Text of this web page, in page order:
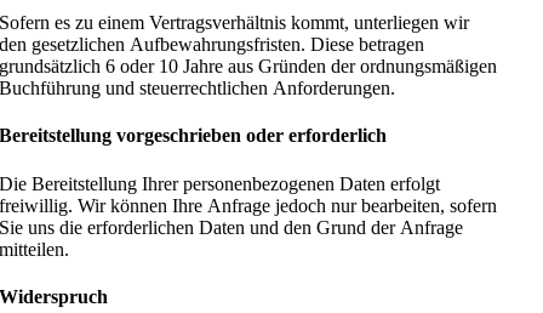
Sofern es zu einem Vertragsverhältnis kommt, unterliegen wir
den gesetzlichen Aufbewahrungsfristen. Diese betragen
grundsätzlich 6 oder 10 Jahre aus Gründen der ordnungsmäßigen
Buchführung und steuerrechtlichen Anforderungen.
Bereitstellung vorgeschrieben oder erforderlich
Die Bereitstellung Ihrer personenbezogenen Daten erfolgt
freiwillig. Wir können Ihre Anfrage jedoch nur bearbeiten, sofern
Sie uns die erforderlichen Daten und den Grund der Anfrage
mitteilen.
Widerspruch